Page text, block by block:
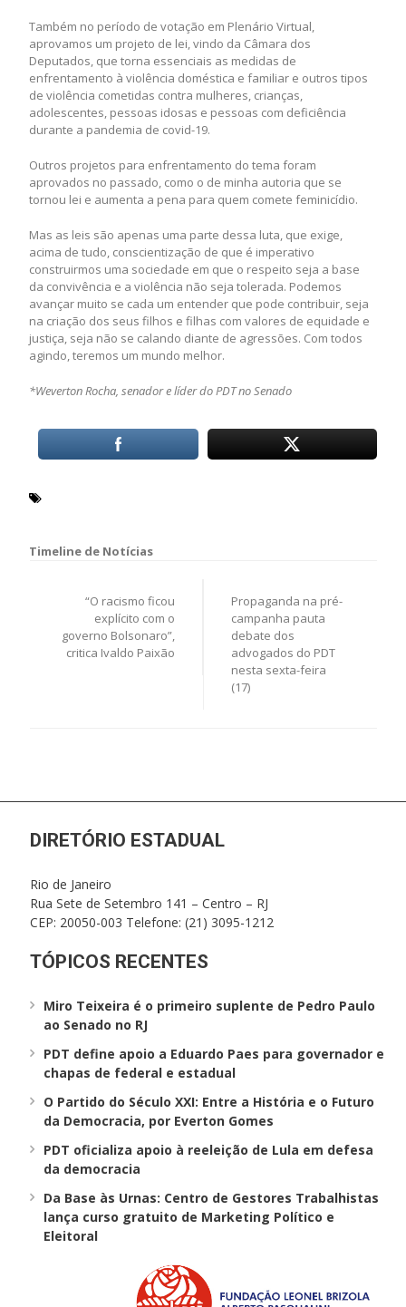
Também no período de votação em Plenário Virtual,
aprovamos um projeto de lei, vindo da Câmara dos
Deputados, que torna essenciais as medidas de
enfrentamento à violência doméstica e familiar e outros tipos
de violência cometidas contra mulheres, crianças,
adolescentes, pessoas idosas e pessoas com deficiência
durante a pandemia de covid-19.
Outros projetos para enfrentamento do tema foram
aprovados no passado, como o de minha autoria que se
tornou lei e aumenta a pena para quem comete feminicídio.
Mas as leis são apenas uma parte dessa luta, que exige,
acima de tudo, conscientização de que é imperativo
construirmos uma sociedade em que o respeito seja a base
da convivência e a violência não seja tolerada. Podemos
avançar muito se cada um entender que pode contribuir, seja
na criação dos seus filhos e filhas com valores de equidade e
justiça, seja não se calando diante de agressões. Com todos
agindo, teremos um mundo melhor.
*Weverton Rocha, senador e líder do PDT no Senado
“O racismo ficou
explícito com o
governo Bolsonaro”,
critica Ivaldo Paixão
Propaganda na pré-
campanha pauta
debate dos
advogados do PDT
nesta sexta-feira
(17)
DIRETÓRIO ESTADUAL
Rio de Janeiro
Rua Sete de Setembro 141 – Centro – RJ
CEP: 20050-003 Telefone: (21) 3095-1212
TÓPICOS RECENTES
Miro Teixeira é o primeiro suplente de Pedro Paulo
ao Senado no RJ
PDT define apoio a Eduardo Paes para governador e
chapas de federal e estadual
O Partido do Século XXI: Entre a História e o Futuro
da Democracia, por Everton Gomes
PDT oficializa apoio à reeleição de Lula em defesa
da democracia
Da Base às Urnas: Centro de Gestores Trabalhistas
lança curso gratuito de Marketing Político e
Eleitoral